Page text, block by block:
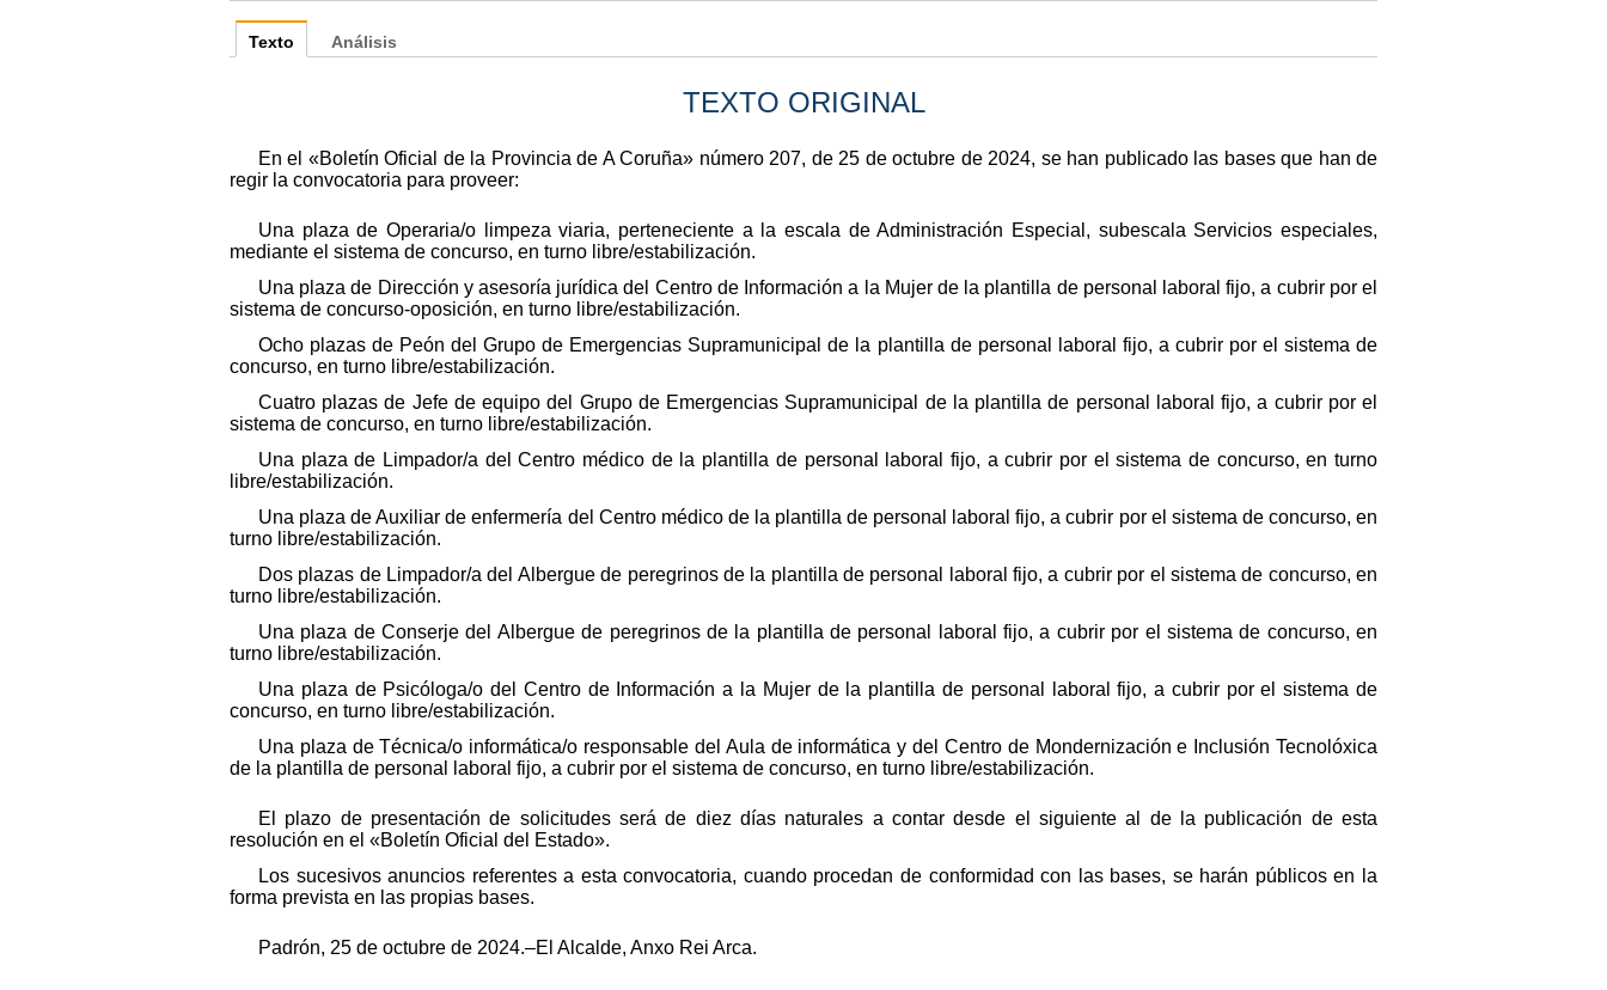
Texto
TEXTO ORIGINAL
En el «Boletín Oficial de la Provincia de A Coruña» número 207, de 25 de octubre de 2024, se han publicado las bases que han de
regir la convocatoria para proveer:
Una plaza de Operaria/o limpeza viaria, perteneciente a la escala de Administración Especial, subescala Servicios especiales,
mediante el sistema de concurso, en turno libre/estabilización.
Una plaza de Dirección y asesoría jurídica del Centro de Información a la Mujer de la plantilla de personal laboral fijo, a cubrir por el
sistema de concurso-oposición, en turno libre/estabilización.
Ocho plazas de Peón del Grupo de Emergencias Supramunicipal de la plantilla de personal laboral fijo, a cubrir por el sistema de
concurso, en turno libre/estabilización.
Cuatro plazas de Jefe de equipo del Grupo de Emergencias Supramunicipal de la plantilla de personal laboral fijo, a cubrir por el
sistema de concurso, en turno libre/estabilización.
Una plaza de Limpador/a del Centro médico de la plantilla de personal laboral fijo, a cubrir por el sistema de concurso, en turno
libre/estabilización.
Una plaza de Auxiliar de enfermería del Centro médico de la plantilla de personal laboral fijo, a cubrir por el sistema de concurso, en
turno libre/estabilización.
Dos plazas de Limpador/a del Albergue de peregrinos de la plantilla de personal laboral fijo, a cubrir por el sistema de concurso, en
turno libre/estabilización.
Una plaza de Conserje del Albergue de peregrinos de la plantilla de personal laboral fijo, a cubrir por el sistema de concurso, en
turno libre/estabilización.
Una plaza de Psicóloga/o del Centro de Información a la Mujer de la plantilla de personal laboral fijo, a cubrir por el sistema de
concurso, en turno libre/estabilización.
Una plaza de Técnica/o informática/o responsable del Aula de informática y del Centro de Mondernización e Inclusión Tecnolóxica
de la plantilla de personal laboral fijo, a cubrir por el sistema de concurso, en turno libre/estabilización.
El plazo de presentación de solicitudes será de diez días naturales a contar desde el siguiente al de la publicación de esta
resolución en el «Boletín Oficial del Estado».
Los sucesivos anuncios referentes a esta convocatoria, cuando procedan de conformidad con las bases, se harán públicos en la
forma prevista en las propias bases.
Padrón, 25 de octubre de 2024.–El Alcalde, Anxo Rei Arca.
Análisis